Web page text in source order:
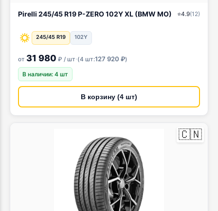
Pirelli 245/45 R19 P-ZERO 102Y XL (BMW MO) ⭐4.9(12)
245/45 R19 102Y
от 31 980 ₽ / шт·(4 шт:127 920 ₽)
В наличии: 4 шт
В корзину (4 шт)
🇨🇳